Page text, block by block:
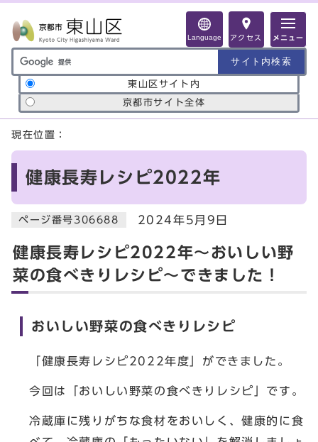
Language アクセス メニュー
サイト内検索の範囲
東山区サイト内
京都市サイト全体
ここから本文です
現在位置：
健康長寿レシピ2022年
ページ番号306688 2024年5月9日
健康長寿レシピ2022年～おいしい野
菜の食べきりレシピ～できました！
おいしい野菜の食べきりレシピ
「健康長寿レシピ2022年度」ができました。
今回は「おいしい野菜の食べきりレシピ」です。
冷蔵庫に残りがちな食材をおいしく、健康的に食